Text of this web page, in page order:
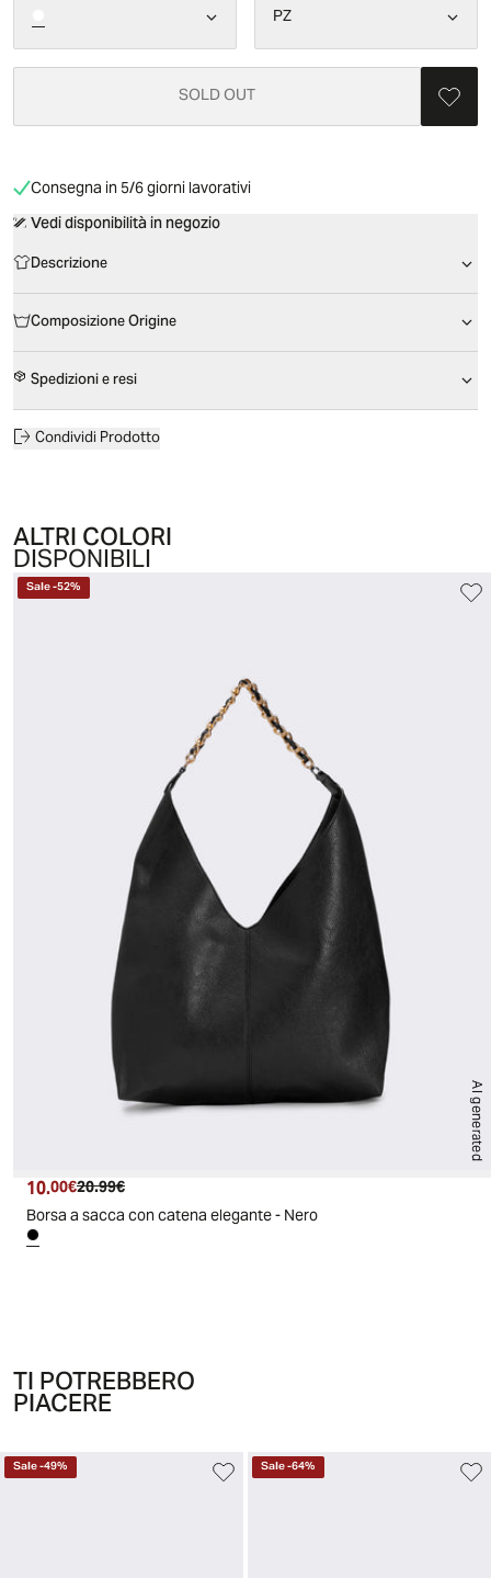
PZ
SOLD OUT
Consegna in 5/6 giorni lavorativi
Vedi disponibilità in negozio
Descrizione
Composizione Origine
Spedizioni e resi
Condividi Prodotto
ALTRI COLORI
DISPONIBILI
AI generated
Sale-52%
Prezzo attuale
10.00€ Prezzo originale
20.99€
Borsa a sacca con catena elegante - Nero
TI POTREBBERO
PIACERE
Sale-49% Sale-64%